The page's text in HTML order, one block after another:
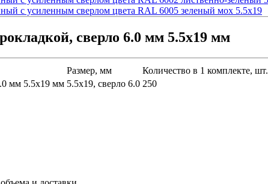
сверло 6.0 мм 5.5х19 мм
Размер, мм Количество в 1 комплекте, шт.
мм 5.5х19 мм 5.5х19, сверло 6.0 250